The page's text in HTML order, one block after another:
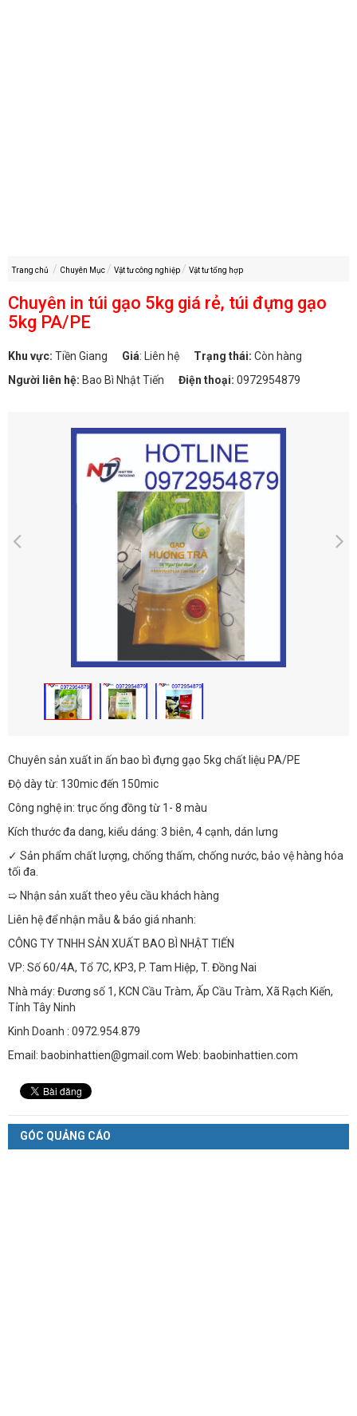
Trang chủ Chuyên Mục Vật tư công nghiệp Vật tư tổng hợp
Chuyên in túi gạo 5kg giá rẻ, túi đựng gạo
5kg PA/PE
Khu vực: Tiền Giang Giá: Liên hệ Trạng thái: Còn hàng
Người liên hệ: Bao Bì Nhật Tiến Điện thoại: 0972954879
Chuyên sản xuất in ấn bao bì đựng gạo 5kg chất liệu PA/PE
Độ dày từ: 130mic đến 150mic
Công nghệ in: trục ống đồng từ 1- 8 màu
Kích thước đa dang, kiểu dáng: 3 biên, 4 cạnh, dán lưng
✓ Sản phẩm chất lượng, chống thấm, chống nước, bảo vệ hàng hóa
tối đa.
➯ Nhận sản xuất theo yêu cầu khách hàng
Liên hệ để nhận mẫu & báo giá nhanh:
CÔNG TY TNHH SẢN XUẤT BAO BÌ NHẬT TIẾN
VP: Số 60/4A, Tổ 7C, KP3, P. Tam Hiệp, T. Đồng Nai
Nhà máy: Đương số 1, KCN Cầu Tràm, Ấp Cầu Tràm, Xã Rạch Kiến,
Tỉnh Tây Ninh
Kinh Doanh : 0972.954.879
Email: baobinhattien@gmail.com Web: baobinhattien.com
GÓC QUẢNG CÁO